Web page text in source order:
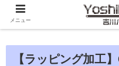
【ラッピング加工
メニュー